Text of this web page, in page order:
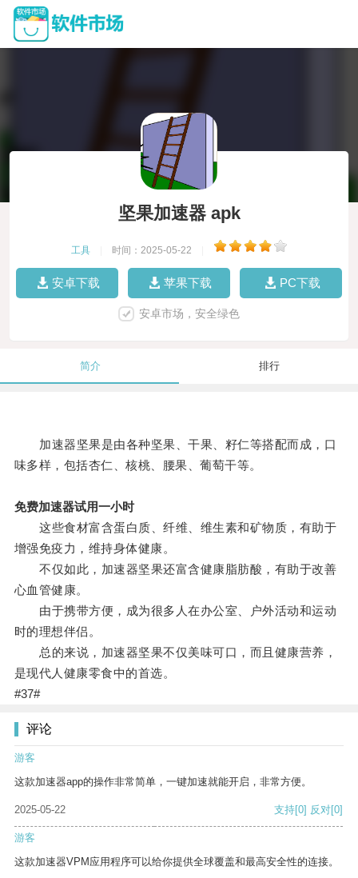
坚果加速器 apk
工具 时间：2025-05-22
安卓下载 苹果下载 PC下载
安卓市场，安全绿色
简介 排行
加速器坚果是由各种坚果、干果、籽仁等搭配而成，口
味多样，包括杏仁、核桃、腰果、葡萄干等。
免费加速器试用一小时
这些食材富含蛋白质、纤维、维生素和矿物质，有助于
增强免疫力，维持身体健康。
不仅如此，加速器坚果还富含健康脂肪酸，有助于改善
心血管健康。
由于携带方便，成为很多人在办公室、户外活动和运动
时的理想伴侣。
总的来说，加速器坚果不仅美味可口，而且健康营养，
是现代人健康零食中的首选。
#37#
评论
游客
这款加速器app的操作非常简单，一键加速就能开启，非常方便。
2025-05-22 支持[0] 反对[0]
游客
这款加速器VPM应用程序可以给你提供全球覆盖和最高安全性的连接。